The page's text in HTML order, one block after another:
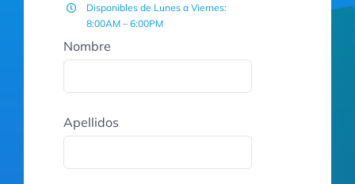
Disponibles de Lunes a Viernes:
8:00AM – 6:00PM
Nombre
Apellidos